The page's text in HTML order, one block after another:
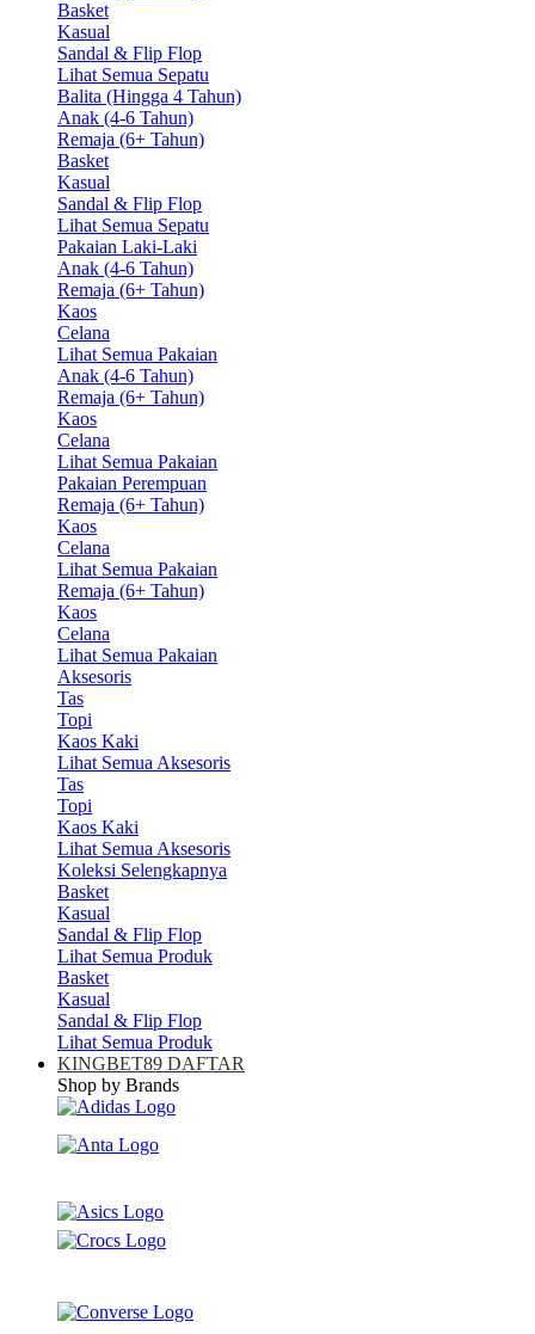
Basket
Kasual
Sandal & Flip Flop
Lihat Semua Sepatu
Balita (Hingga 4 Tahun)
Anak (4-6 Tahun)
Remaja (6+ Tahun)
Basket
Kasual
Sandal & Flip Flop
Lihat Semua Sepatu
Pakaian Laki-Laki
Anak (4-6 Tahun)
Remaja (6+ Tahun)
Kaos
Celana
Lihat Semua Pakaian
Anak (4-6 Tahun)
Remaja (6+ Tahun)
Kaos
Celana
Lihat Semua Pakaian
Pakaian Perempuan
Remaja (6+ Tahun)
Kaos
Celana
Lihat Semua Pakaian
Remaja (6+ Tahun)
Kaos
Celana
Lihat Semua Pakaian
Aksesoris
Tas
Topi
Kaos Kaki
Lihat Semua Aksesoris
Tas
Topi
Kaos Kaki
Lihat Semua Aksesoris
Koleksi Selengkapnya
Basket
Kasual
Sandal & Flip Flop
Lihat Semua Produk
Basket
Kasual
Sandal & Flip Flop
Lihat Semua Produk
KINGBET89 DAFTAR
Shop by Brands